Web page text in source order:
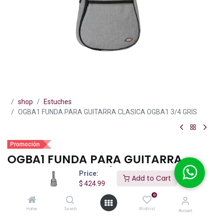
Price:
$ 424.99
Add to Cart
Home Search
0
Wishlist Account
shop
Estuches
OGBA1 FUNDA PARA GUITARRA CLASICA OGBA1 3/4 GRIS
Promoción
OGBA1 FUNDA PARA GUITARRA
CLASICA OGBA1 3/4 GRIS
(0 reseña)
424.99 590.00 IVA incluido